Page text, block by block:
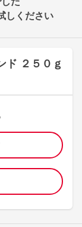
２５０ｇ
しください